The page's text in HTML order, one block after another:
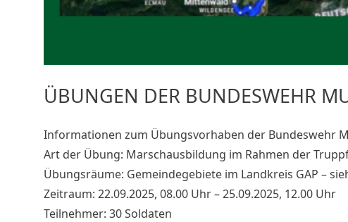
ÜBUNGEN DER BUNDESWEHR
Informationen zum Übungsvorhaben der Bundeswehr
Art der Übung: Marschausbildung im Rahmen der
Übungsräume: Gemeindegebiete im Landkreis GAP –
Zeitraum: 22.09.2025, 08.00 Uhr – 25.09.2025, 12.00 Uhr
Teilnehmer: 30 Soldaten